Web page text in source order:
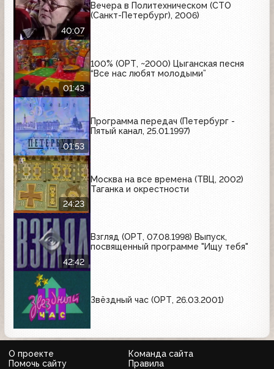
40:07
Вечера в Политехническом (СТО
(Санкт-Петербург), 2006)
01:43
100% (ОРТ, ~2000) Цыганская песня
“Все нас любят молодыми”
01:53
Программа передач (Петербург -
Пятый канал, 25.01.1997)
24:23
Москва на все времена (ТВЦ, 2002)
Таганка и окрестности
42:42
Взгляд (ОРТ, 07.08.1998) Выпуск,
посвященный программе "Ищу тебя"
Звёздный час (ОРТ, 26.03.2001)
О проекте
Команда сайта
Помочь сайту
Правила